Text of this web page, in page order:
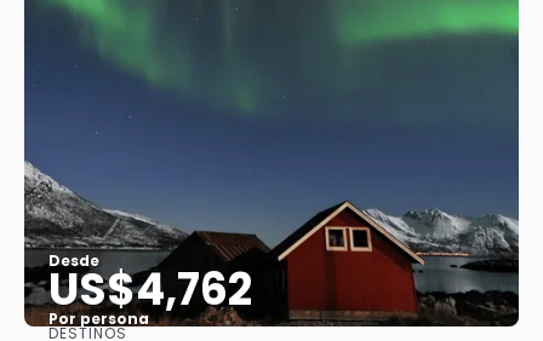
Desde
US$4,762
Por persona
DESTINOS